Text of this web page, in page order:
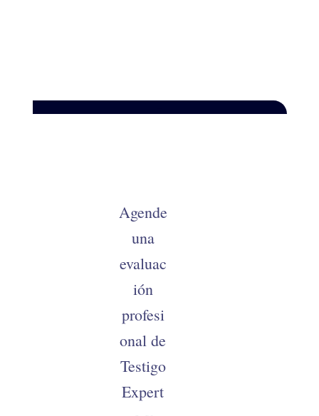
Agende
una
evaluac
ión
profesi
onal de
Testigo
Expert